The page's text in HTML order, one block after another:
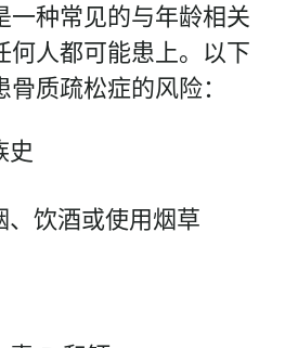
一种常见的与年龄相关
何人都可能患上。以下
质疏松症的风险：
史
、饮酒或使用烟草